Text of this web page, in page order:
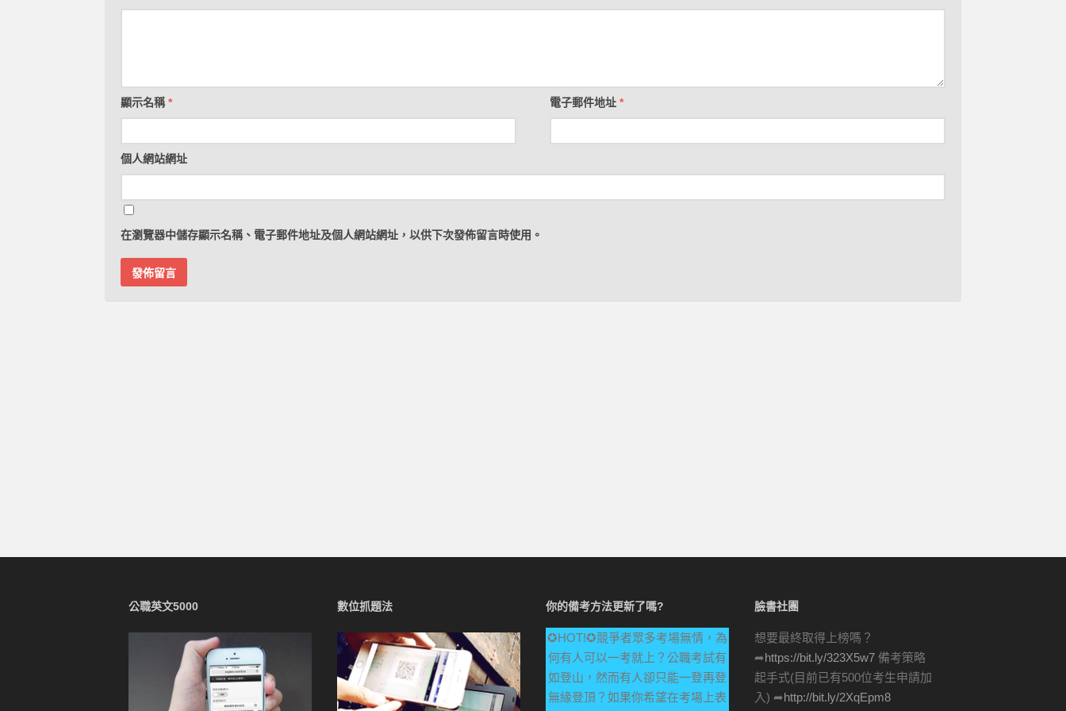
顯示名稱* 電子郵件地址 *
個人網站網址
在瀏覽器中儲存顯示名稱、電子郵件地址及個人網站網址，以供下次發佈留言時使用。
公職英文5000 數位抓題法 你的備考方法更新了嗎?
✪HOT!✪競爭者眾多考場無情，為
何有人可以一考就上？公職考試有
如登山，然而有人卻只能一登再登
無緣登頂？如果你希望在考場上表
臉書社團
想要最終取得上榜嗎？
➦https://bit.ly/323X5w7 備考策略
起手式(目前已有500位考生申請加
入) ➦http://bit.ly/2XqEpm8